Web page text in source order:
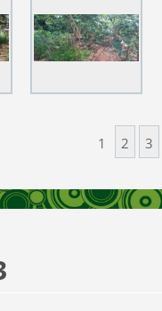
1 2 3